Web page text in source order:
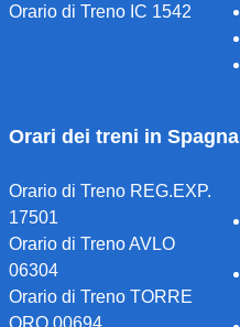
Orario di Treno IC 1542
Orari dei treni in Spagna
Orario di Treno REG.EXP.
17501
Orario di Treno AVLO
06304
Orario di Treno TORRE
ORO 00694